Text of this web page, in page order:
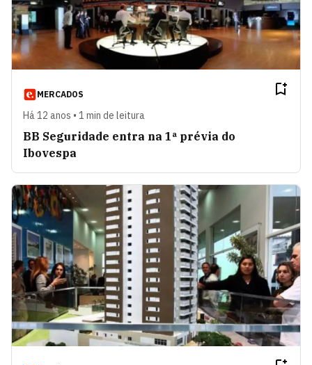
MERCADOS
Há 12 anos • 1 min de leitura
BB Seguridade entra na 1ª prévia do
Ibovespa